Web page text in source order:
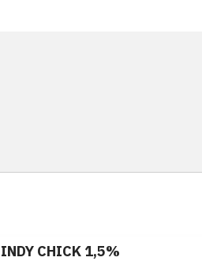
INDY CHICK 1,5%